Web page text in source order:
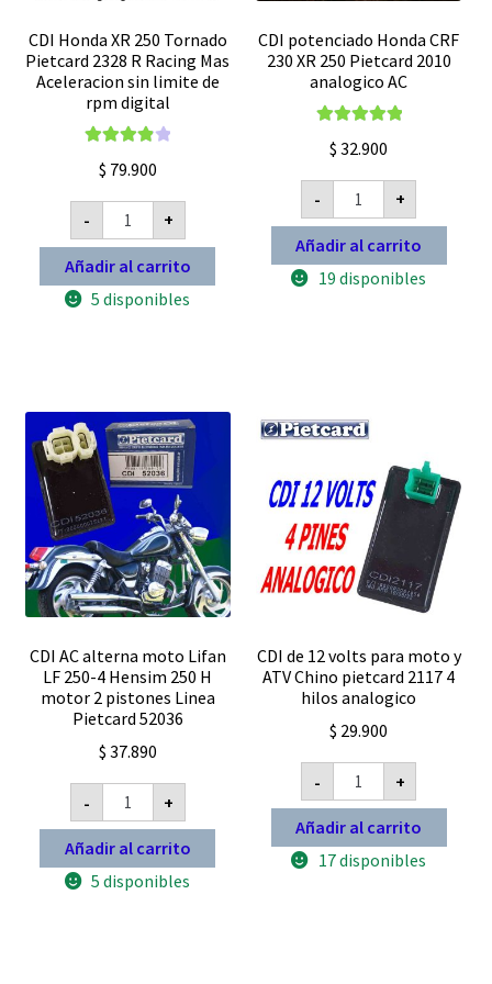
CDI Honda XR 250 Tornado
Pietcard 2328 R Racing Mas
Aceleracion sin limite de
rpm digital
con
de 5
$ 79.900
-
CDI
Honda
XR
250
Tornado
Pietcard
2328
limite
de
rpm
digital
cantidad
+
Añadir al carrito
5 disponibles
CDI potenciado Honda CRF
230 XR 250 Pietcard 2010
analogico AC
5.00
$ 32.900
-
CDI
potenciado
Honda
CRF
230
XR
+
Añadir al carrito
19 disponibles
CDI AC alterna moto Lifan
LF 250-4 Hensim 250 H
motor 2 pistones Linea
Pietcard 52036
$ 37.890
-
CDI
alterna
moto
Lifan
LF
250-
+
Añadir al carrito
5 disponibles
CDI de 12 volts para moto y
ATV Chino pietcard 2117 4
hilos analogico
$ 29.900
-
CDI
12
volts
para
moto
+
Añadir al carrito
17 disponibles